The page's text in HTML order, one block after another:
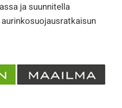
ja suunnitella